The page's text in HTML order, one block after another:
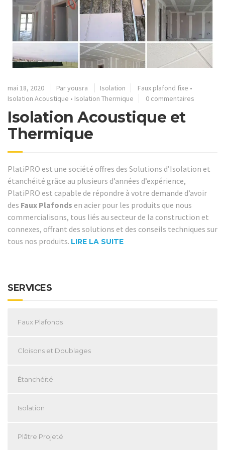
mai 18, 2020 Paryousra Isolation Faux plafond fixe •
Isolation Acoustique • Isolation Thermique 0 commentaires
Isolation Acoustique et
Thermique
PlatiPRO est une société offres des Solutions d’Isolation et
étanchéité grâce au plusieurs d’années d’expérience,
PlatiPRO est capable de répondre à votre demande d’avoir
des Faux Plafonds en acier pour les produits que nous
commercialisons, tous liés au secteur de la construction et
connexes, offrant des solutions et des conseils techniques sur
tous nos produits. LIRE LA SUITE
SERVICES
Faux Plafonds
Cloisons et Doublages
Étanchéité
Isolation
Plâtre Projeté